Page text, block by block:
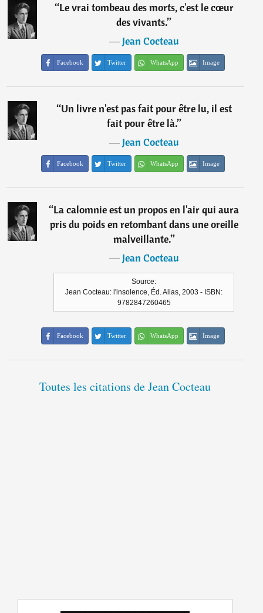
“Le vrai tombeau des morts, c'est le cœur
des vivants.”
―Jean Cocteau
Facebook Twitter WhatsApp Image
“Un livre n'est pas fait pour être lu, il est
fait pour être là.”
―Jean Cocteau
Facebook Twitter WhatsApp Image
“La calomnie est un propos en l'air qui aura
pris du poids en retombant dans une oreille
malveillante.”
―Jean Cocteau
Source:
Jean Cocteau: l'insolence, Éd. Alias, 2003 - ISBN:
9782847260465
Facebook Twitter WhatsApp Image
Toutes les citations de Jean Cocteau